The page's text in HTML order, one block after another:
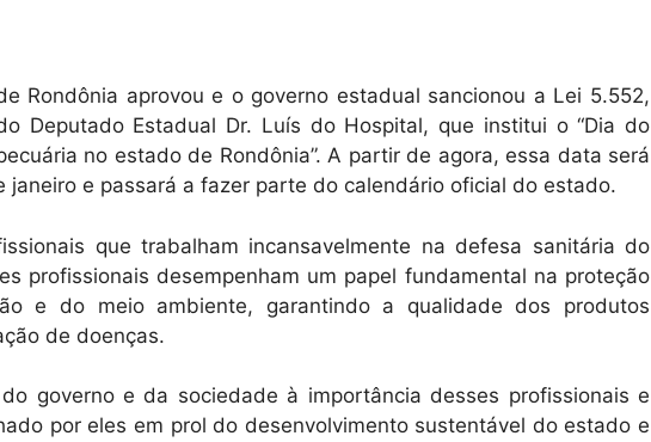
Rondônia aprovou e o governo estadual sancionou a Lei 5.552,
Deputado Estadual Dr. Luís do Hospital, que institui o “Dia do
no estado de Rondônia”. A partir de agora, essa data será
janeiro e passará a fazer parte do calendário oficial do estado.
que trabalham incansavelmente na defesa sanitária do
profissionais desempenham um papel fundamental na proteção
e do meio ambiente, garantindo a qualidade dos produtos
de doenças.
governo e da sociedade à importância desses profissionais e
por eles em prol do desenvolvimento sustentável do estado e